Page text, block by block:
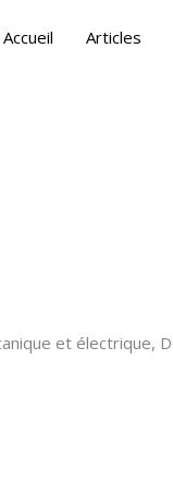
Accueil Articles
et électrique,